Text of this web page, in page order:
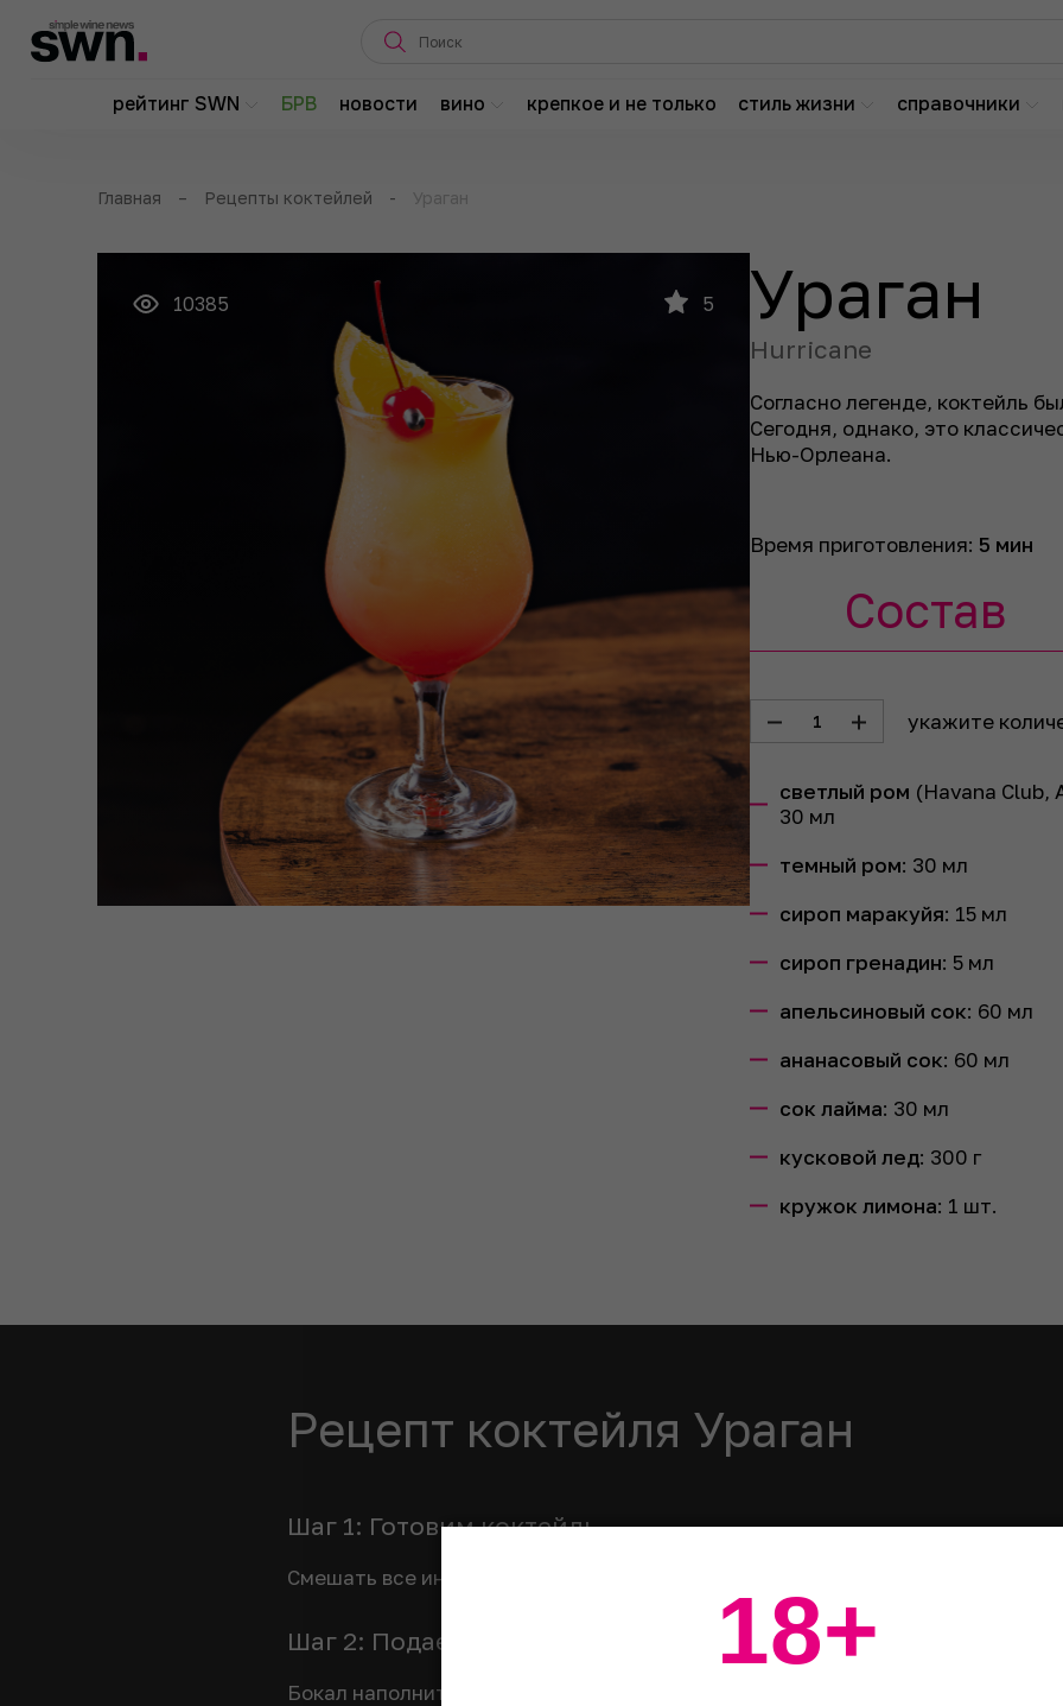
рейтинг SWN БРВ новости вино крепкое и не только стиль жизни справочники
Главная – Рецепты коктейлей - Ураган
10385 5 Ураган
Hurricane
Согласно легенде, коктейль
Сегодня, однако, это
Нью-Орлеана.
Время приготовления: 5 мин
Состав
1 укажите
светлый ром (Havana Club,
30 мл
темный ром: 30 мл
сироп маракуйя: 15 мл
сироп гренадин: 5 мл
апельсиновый сок: 60 мл
ананасовый сок: 60 мл
сок лайма: 30 мл
кусковой лед: 300 г
кружок лимона: 1 шт.
Рецепт коктейля Ураган
Шаг 1: Готовим коктейль
Смешать все ингредиенты в шейкере со льдом, тщательно взбить.
Шаг 2: Подаем коктейль
Бокал наполнить свежим льдом, перелить в него коктейль через стрейнер,
18+